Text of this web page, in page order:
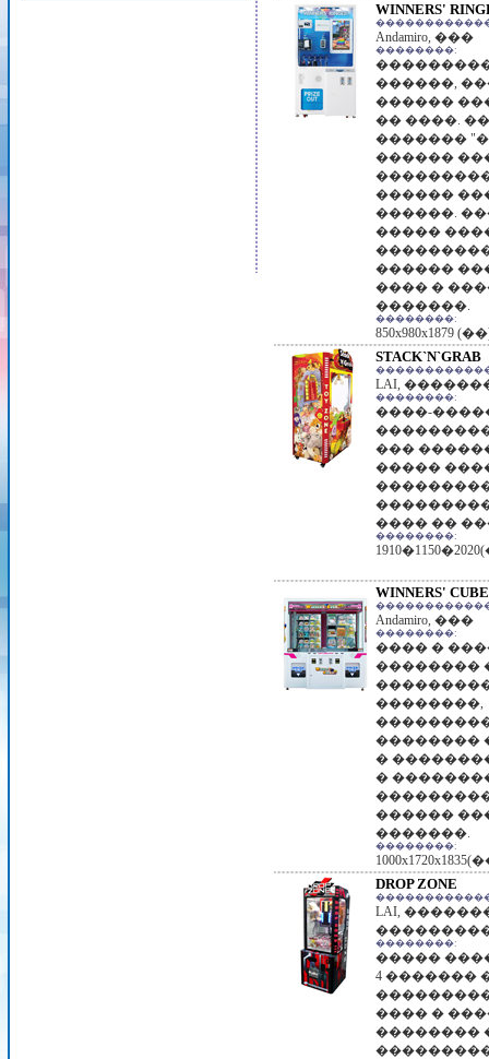
WINNERS'
Andamiro, ���
��������:
������,
������
�� ����.
�������
������
������
������.
�����
������
���� �
�������.
��������:
850x980x1879
STACK`N`GRAB
LAI,
��������:
����-
���
�����
���� ��
��������:
WINNERS'
Andamiro, ���
��������:
���� �
��������
��������,
��������
�
�
������
�������.
��������:
DROP ZONE
LAI,
��������:
�����
4 �������
���� �
��������